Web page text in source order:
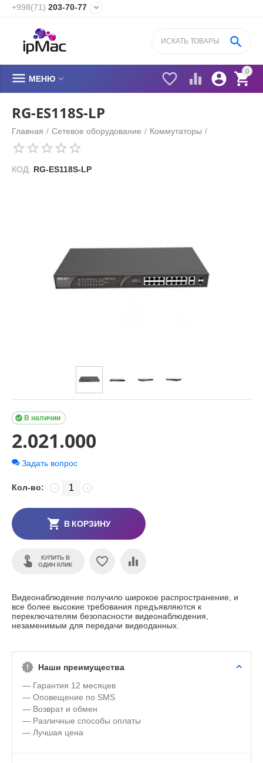
+998(71) 203-70-77 
0


 

 МЕНЮ 
RG-ES118S-LP
Главная / Сетевое оборудование / Коммутаторы /
КОД: RG-ES118S-LP
В наличии

2.021.000
Задать вопрос
Кол-во: +
−
В КОРЗИНУ
КУПИТЬ В
ОДИН КЛИК
Видеонаблюдение получило широкое распространение, и
все более высокие требования предъявляются к
переключателям безопасности видеонаблюдения,
незаменимым для передачи видеоданных.
Наши преимущества
— Гарантия 12 месяцев
— Оповещение по SMS
— Возврат и обмен
— Различные способы оплаты
— Лучшая цена